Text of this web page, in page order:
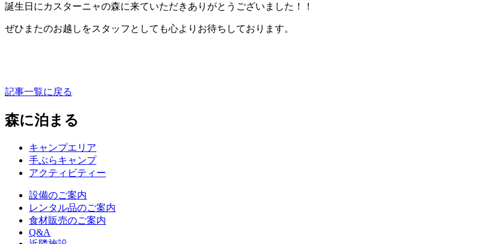
誕生日にカスターニャの森に来ていただきありがとうございました！！
ぜひまたのお越しをスタッフとしても心よりお待ちしております。
記事一覧に戻る
森に泊まる
キャンプエリア
手ぶらキャンプ
アクティビティー
設備のご案内
レンタル品のご案内
食材販売のご案内
Q&A